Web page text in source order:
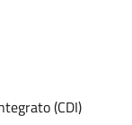
(CDI)